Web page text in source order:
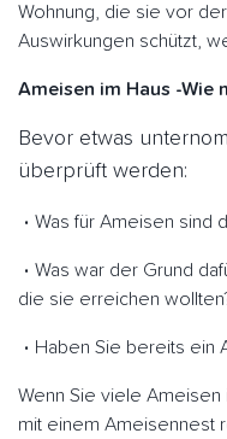
Wohnung, die sie vor
Auswirkungen schützt,
Ameisen im Haus -Wie
Bevor etwas
überprüft werden:
Was für Ameisen sind
Was war der Grund
die sie erreichen
Haben Sie bereits ein
Wenn Sie viele Ameisen
mit einem Ameisennest